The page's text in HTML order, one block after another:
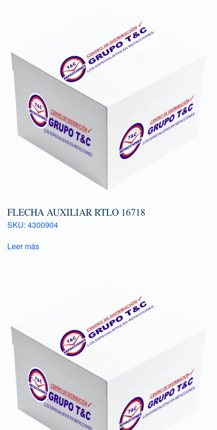
FLECHA AUXILIAR RTLO 16718
SKU: 4300904
Leer más